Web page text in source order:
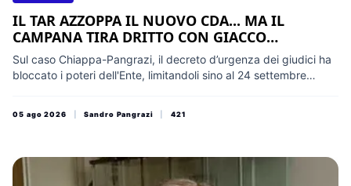
IL TAR AZZOPPA IL NUOVO CDA... MA IL
CAMPANA TIRA DRITTO CON GIACCO
PRESIDENTE
Sul caso Chiappa-Pangrazi, il decreto d’urgenza dei giudici ha
bloccato i poteri dell'Ente, limitandoli sino al 24 settembre
suggerisce lo stop alla Presidenza, ma sabato la maggioranza
varerà comunque il passaggio da Giacchetti a Giacco
05 ago 2026 Sandro Pangrazi 421